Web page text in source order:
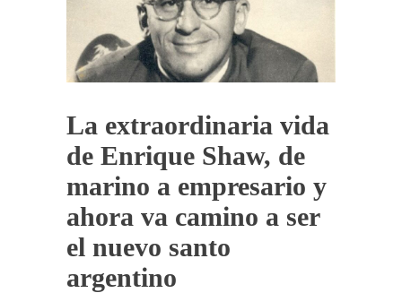
La extraordinaria vida
de Enrique Shaw, de
marino a empresario y
ahora va camino a ser
el nuevo santo
argentino